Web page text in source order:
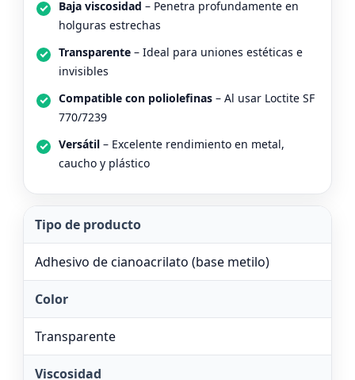
Baja viscosidad – Penetra profundamente en
holguras estrechas
Transparente – Ideal para uniones estéticas e
invisibles
Compatible con poliolefinas – Al usar Loctite SF
770/7239
Versátil – Excelente rendimiento en metal,
caucho y plástico
Tipo de producto
Adhesivo de cianoacrilato (base metilo)
Color
Transparente
Viscosidad